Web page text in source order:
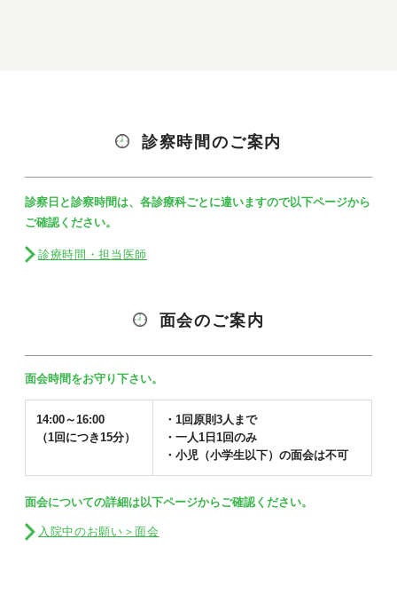
診察時間のご案内
診察日と診察時間は、各診療科ごとに違いますので以下ページから
ご確認ください。
診療時間・担当医師
面会のご案内
面会時間をお守り下さい。
14:00～16:00
（1回につき15分）
・1回原則3人まで
・一人1日1回のみ
・小児（小学生以下）の面会は不可
面会についての詳細は以下ページからご確認ください。
入院中のお願い＞面会